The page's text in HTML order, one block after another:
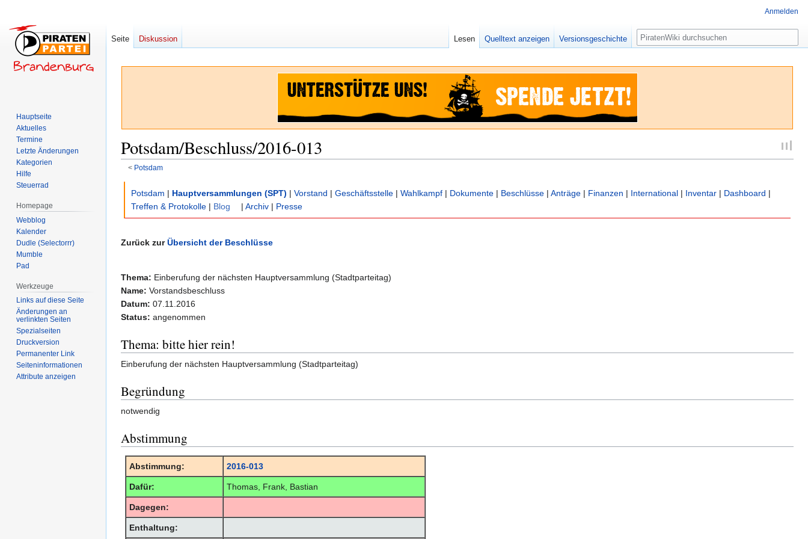
Potsdam/Beschluss/2016-013
< Potsdam
Potsdam | Hauptversammlungen (SPT) | Vorstand | Geschäftsstelle | Wahlkampf | Dokumente | Beschlüsse | Anträge | Finanzen | International | Inventar | Dashboard |
Treffen & Protokolle | Blog | Archiv | Presse
Zurück zurÜbersicht der Beschlüsse
Thema: Einberufung der nächsten Hauptversammlung (Stadtparteitag)
Name: Vorstandsbeschluss
Datum: 07.11.2016
Status: angenommen
Thema: bitte hier rein!
Einberufung der nächsten Hauptversammlung (Stadtparteitag)
Begründung
notwendig
Abstimmung
Abstimmung: 2016-013
Dafür: Thomas, Frank, Bastian
Dagegen:
Enthaltung:
Anmelden
Seite Diskussion Lesen Quelltext anzeigen Versionsgeschichte Suche
Hauptseite
Aktuelles
Termine
Letzte Änderungen
Kategorien
Hilfe
Steuerrad
Homepage
Webblog
Kalender
Dudle (Selectorrr)
Mumble
Pad
Werkzeuge
Links auf diese Seite
Änderungen an
verlinkten Seiten
Spezialseiten
Druckversion
Permanenter Link
Seiten­­informationen
Attribute anzeigen